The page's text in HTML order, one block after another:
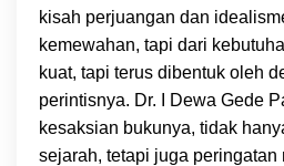
kisah perjuangan dan
kemewahan, tapi dari
kuat, tapi terus dibentuk oleh
perintisnya. Dr. I Dewa Gede
kesaksian bukunya, tidak
sejarah, tetapi juga peringatan